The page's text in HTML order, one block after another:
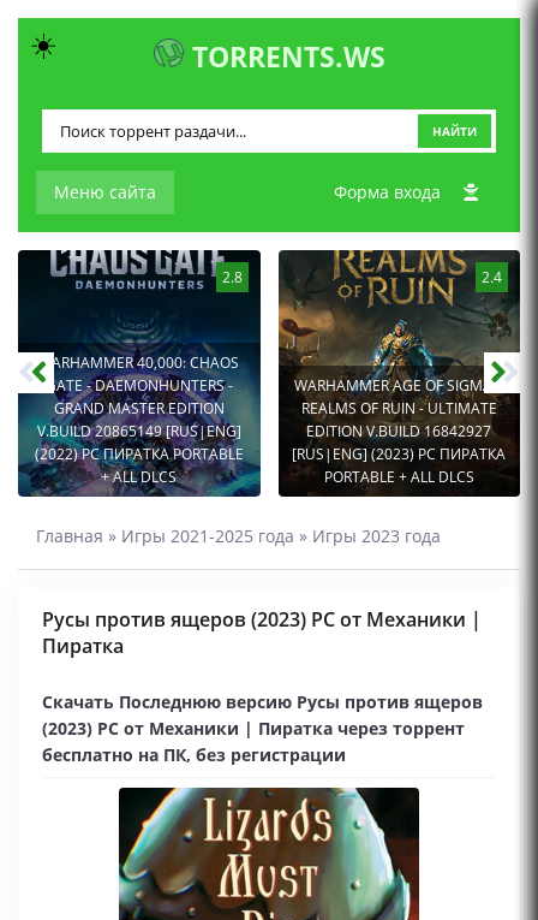
TORRENTS.WS
Меню сайта
НАЙТИ
Форма входа
2.8
WARHAMMER 40,000: CHAOS
GATE - DAEMONHUNTERS -
GRAND MASTER EDITION
V.BUILD 20865149 [RUS|ENG]
(2022) PC ПИРАТКА PORTABLE
+ ALL DLCS
2.4
WARHAMMER AGE OF SIGMAR:
REALMS OF RUIN - ULTIMATE
EDITION V.BUILD 16842927
[RUS|ENG] (2023) PC ПИРАТКА
PORTABLE + ALL DLCS
Главная » Игры 2021-2025 года » Игры 2023 года
Русы против ящеров (2023) PC от Механики |
Пиратка
Скачать Последнюю версию Русы против ящеров
(2023) PC от Механики | Пиратка через торрент
бесплатно на ПК, без регистрации
☀️